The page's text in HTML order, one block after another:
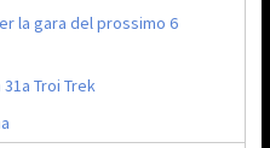
la gara del prossimo 6
Troi Trek